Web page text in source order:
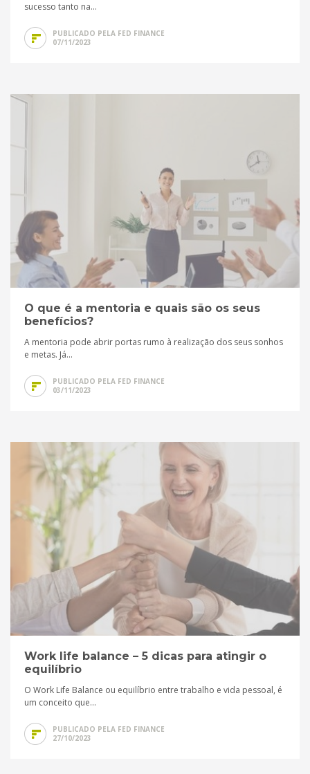
sucesso tanto na...
PUBLICADO PELA FED FINANCE
07/11/2023
O que é a mentoria e quais são os seus
benefícios?
A mentoria pode abrir portas rumo à realização dos seus sonhos
e metas. Já...
PUBLICADO PELA FED FINANCE
03/11/2023
Work life balance – 5 dicas para atingir o
equilíbrio
O Work Life Balance ou equilíbrio entre trabalho e vida pessoal, é
um conceito que...
PUBLICADO PELA FED FINANCE
27/10/2023